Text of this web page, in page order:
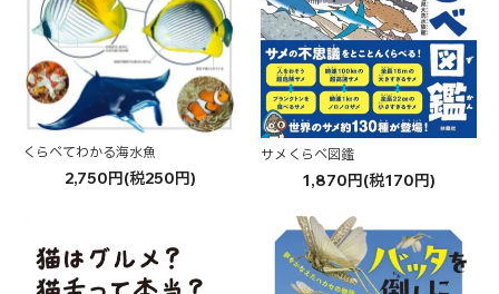
くらべてわかる海水魚
2,750円(税250円)
サメくらべ図鑑
1,870円(税170円)